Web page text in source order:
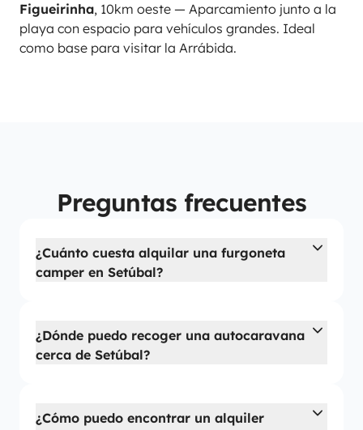
Figueirinha, 10km oeste — Aparcamiento junto a la
playa con espacio para vehículos grandes. Ideal
como base para visitar la Arrábida.
Preguntas frecuentes
¿Cuánto cuesta alquilar una furgoneta
camper en Setúbal?
¿Dónde puedo recoger una autocaravana
cerca de Setúbal?
¿Cómo puedo encontrar un alquiler